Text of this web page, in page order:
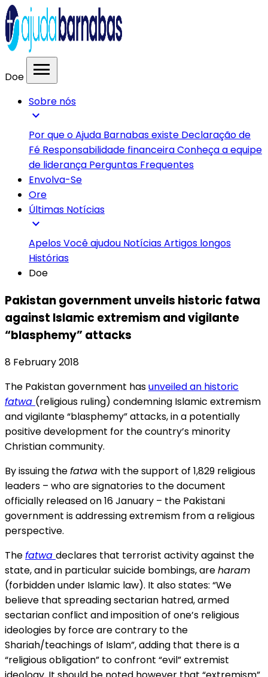
Doe menu
Sobre nós
expand_more
Por que o Ajuda Barnabas existe Declaração de
Fé Responsabilidade financeiraConheça a equipe
de liderança Perguntas Frequentes
Envolva-Se
Ore
Últimas Notícias
expand_more
ApelosVocê ajudou NotíciasArtigos longos
Histórias
Doe
Pakistan government unveils historic fatwa
against Islamic extremism and vigilante
“blasphemy” attacks
8 February 2018
The Pakistan government hasunveiled an historic
fatwa (religious ruling) condemning Islamic extremism
and vigilante “blasphemy” attacks, in a potentially
positive development for the country’s minority
Christian community.
By issuing thefatwa with the support of 1,829 religious
leaders – who are signatories to the document
officially released on 16 January – the Pakistani
government is addressing extremism from a religious
perspective.
Thefatwa declares that terrorist activity against the
state, and in particular suicide bombings, areharam
(forbidden under Islamic law). It also states: “We
believe that spreading sectarian hatred, armed
sectarian conflict and imposition of one’s religious
ideologies by force are contrary to the
Shariah/teachings of Islam”, adding that there is a
“religious obligation” to confront “evil” extremist